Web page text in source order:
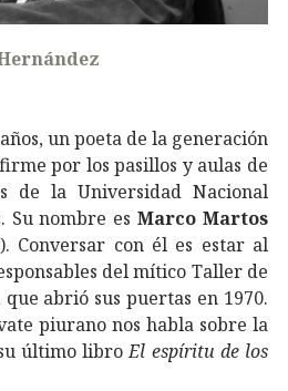
un poeta de la generación
por los pasillos y aulas de
de la Universidad Nacional
Su nombre esMarco Martos
Conversar con él es estar al
del mítico Taller de
que abrió sus puertas en 1970.
piurano nos habla sobre la
su último libroEl espíritu de los